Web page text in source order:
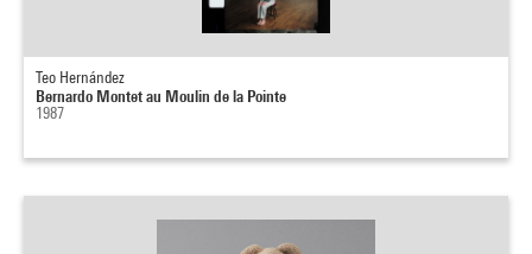
Teo Hernández
Bernardo Montet au Moulin de la Pointe
1987